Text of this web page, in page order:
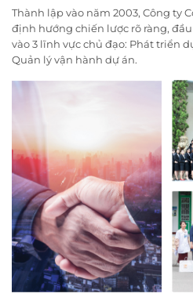
Thành lập vào năm 2003, Công ty
định hướng chiến lược rõ ràng,
vào 3 lĩnh vực chủ đạo: Phát triển
Quản lý vận hành dự án.